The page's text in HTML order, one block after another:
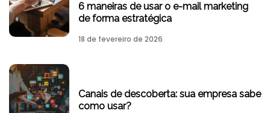
6 maneiras de usar o e-mail marketing
de forma estratégica
18 de fevereiro de 2026
Canais de descoberta: sua empresa sabe
como usar?